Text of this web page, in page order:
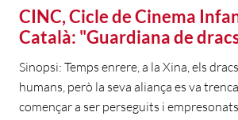
CINC, Cicle de Cinema
Català: "Guardiana de
Sinopsi: Temps enrere, a la Xina, els
humans, però la seva aliança es va
començar a ser perseguits i